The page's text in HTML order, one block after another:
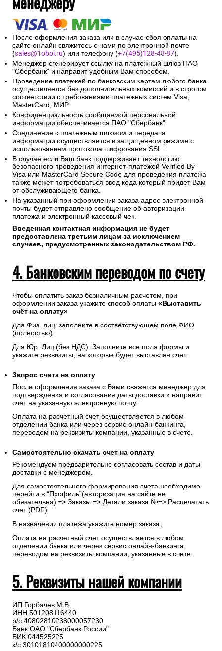
После оформления заказа или в случае сбоя оплаты на
сайте онлайн свяжитесь с нами по электронной почте
(sales@1oboi.ru) или телефону (+7(495)128-48-87).
Менеджер сгенерирует ссылку на платежный шлюз ПАО
"Сбербанк" и направит удобным Вам способом.
Проведение платежей по банковским картам любого банка
осуществляется без дополнительных комиссий и в строгом
соответствии с требованиями платежных систем Visa,
MasterCard, МИР.
Конфиденциальность сообщаемой персональной
информации обеспечивается ПАО "Сбербанк".
Соединение с платежным шлюзом и передача
информации осуществляется в защищенном режиме с
использованием протокола шифрования SSL.
В случае если Ваш банк поддерживает технологию
безопасного проведения интернет-платежей Verified By
Visa или MasterCard Secure Code для проведения платежа
также может потребоваться ввод кода который придет Вам
от обслуживающего банка.
На указанный при оформлении заказа адрес электронной
почты будет отправлено сообщение об авторизации
платежа и электронный кассовый чек.
Введенная контактная информация не будет
предоставлена третьим лицам за исключением
случаев, предусмотренных законодательством РФ.
4. Банковским переводом по счету
Чтобы оплатить заказ безналичным расчетом, при
оформлении заказа укажите способ оплаты «Выставить
счёт на оплату»
Для Физ. лиц: заполните в соответствующем поле ФИО
(полностью).
Для Юр. Лиц (без НДС): Заполните все поля формы и
укажите реквизиты, на которые будет выставлен счет.
Запрос счета на оплату
После оформления заказа с Вами свяжется менеджер для
подтверждения и согласования даты доставки и направит
счет на указанную электронную почту.
Оплата на расчетный счет осуществляется в любом
отделении банка или через сервис онлайн-банкинга,
переводом на реквизиты компании, указанные в счете.
Самостоятельно скачать счет на оплату
Рекомендуем предварительно согласовать состав и даты
доставки с менеджером.
Для самостоятельного формирования счета необходимо
перейти в “Профиль”(авторизация на сайте не
обязательна) => Заказы => Детали заказа №=> Распечатать
счет (PDF)
В назначении платежа укажите номер заказа.
Оплата на расчетный счет осуществляется в любом
отделении банка или через сервис онлайн-банкинга,
переводом на реквизиты компании, указанные в счете.
5. Реквизиты нашей компании
ИП Горбачев М.В.
ИНН 501208116440
р/с 40802810238000057230
Банк ОАО "Сбербанк России"
БИК 044525225
к/с 30101810400000000225